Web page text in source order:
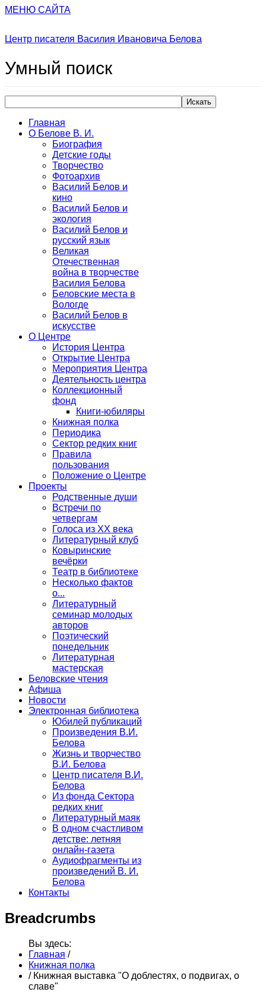
МЕНЮ САЙТА
Центр писателя Василия Ивановича Белова
Умный поиск
Искать
Главная
О Белове В. И.
Биография
Детские годы
Творчество
Фотоархив
Василий Белов и
кино
Василий Белов и
экология
Василий Белов и
русский язык
Великая
Отечественная
война в творчестве
Василия Белова
Беловские места в
Вологде
Василий Белов в
искусстве
О Центре
История Центра
Открытие Центра
Мероприятия Центра
Деятельность центра
Коллекционный
фонд
Книги-юбиляры
Книжная полка
Периодика
Сектор редких книг
Правила
пользования
Положение о Центре
Проекты
Родственные души
Встречи по
четвергам
Голоса из ХХ века
Литературный клуб
Ковыринские
вечёрки
Театр в библиотеке
Несколько фактов
о...
Литературный
семинар молодых
авторов
Поэтический
понедельник
Литературная
мастерская
Беловские чтения
Афиша
Новости
Электронная библиотека
Юбилей публикаций
Произведения В.И.
Белова
Жизнь и творчество
В.И. Белова
Центр писателя В.И.
Белова
Из фонда Сектора
редких книг
Литературный маяк
В одном счастливом
детстве: летняя
онлайн-газета
Аудиофрагменты из
произведений В. И.
Белова
Контакты
Breadcrumbs
Вы здесь:
Главная /
Книжная полка
/ Книжная выставка "О доблестях, о подвигах, о
славе"